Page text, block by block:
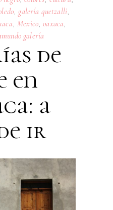
galería quetzalli
Mexico ,oaxaca
galería
de
en
a
ir